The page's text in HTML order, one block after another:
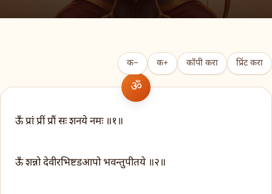
क− क+ कॉपी करा प्रिंट करा
ऊँ प्रां प्रीं प्रौं सः शनये नमः ॥१॥
ऊँ शन्नो देवीरभिष्टडआपो भवन्तुपीतये ॥२॥